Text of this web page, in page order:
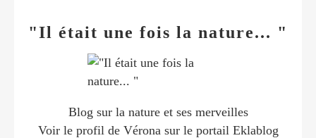
"Il était une fois la nature... "
Blog sur la nature et ses merveilles
Voir le profil de Véronasur le portail Eklablog